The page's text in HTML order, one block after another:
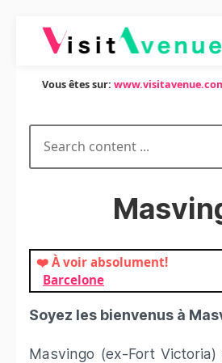
Vous êtes sur:
❤️ À voir absolument!
Barcelone
Soyez les bienvenus à
Masvingo (ex-Fort